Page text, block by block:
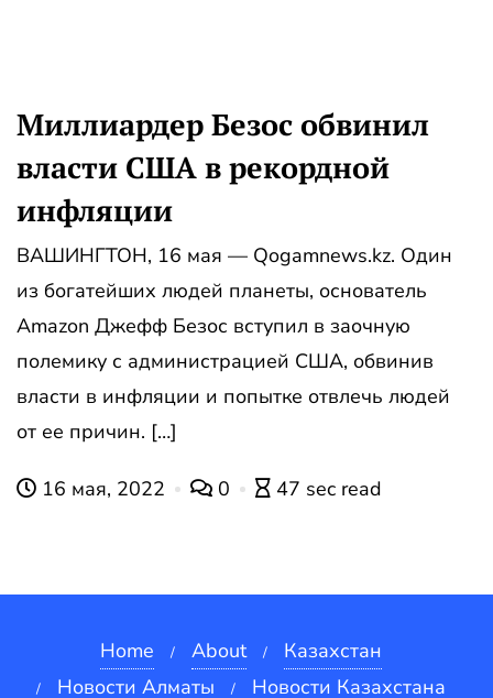
Миллиардер Безос обвинил
власти США в рекордной
инфляции
ВАШИНГТОН, 16 мая — Qogamnews.kz. Один
из богатейших людей планеты, основатель
Amazon Джефф Безос вступил в заочную
полемику с администрацией США, обвинив
власти в инфляции и попытке отвлечь людей
от ее причин. […]
16 мая, 2022 0 47 sec read
Home About
Казахстан
Новости Алматы
Новости Казахстана